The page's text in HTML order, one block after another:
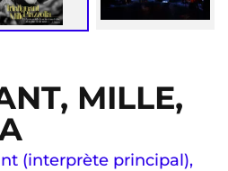
MILLE,
(interprète principal),